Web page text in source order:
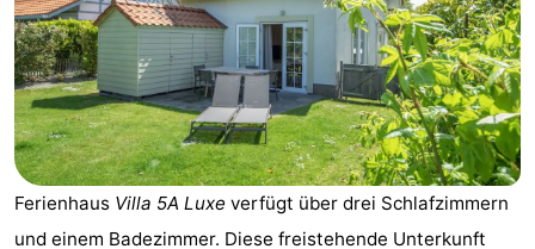
Campingplätze
Ferienhäuser
-
Bad
Meersee
-
Beach
Ferienhaus Villa 5A Luxe verfügt über drei Schlafzimmern
und einem Badezimmer. Diese freistehende Unterkunft